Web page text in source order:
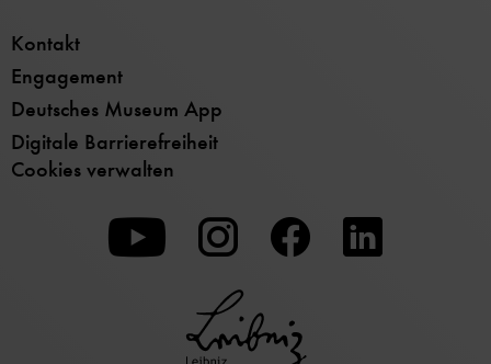
Kontakt
Engagement
Deutsches Museum App
Digitale Barrierefreiheit
Cookies verwalten
Zu
unserer
Youtube-
Seite
Zu
unserer
Instagram-
Seite
Zu
unserer